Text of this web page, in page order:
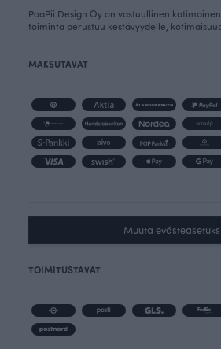
PaaPii Design Oy on vastuullinen
toiminta perustuu kestävyydelle,
MAKSUTAVAT
Muuta
TOIMITUSTAVAT